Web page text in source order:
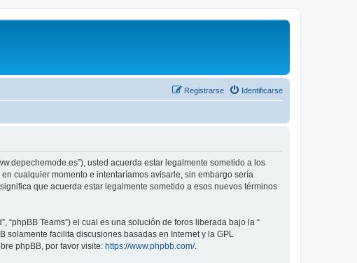
Identificarse
Registrarse
usted acuerda estar legalmente sometido a los
cualquier momento e intentaríamos avisarle, sin embargo sería
que acuerda estar legalmente sometido a esos nuevos términos
“phpBB Teams”) el cual es una solución de foros liberada bajo la “
solamente facilita discusiones basadas en Internet y la GPL
phpBB, por favor visite: https://www.phpbb.com/.